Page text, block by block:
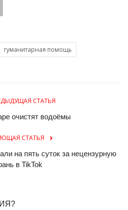
гуманитарная помощь
СТАТЬЯ
очистят водоёмы
СТАТЬЯ
на пять суток за нецензурную
в TikTok